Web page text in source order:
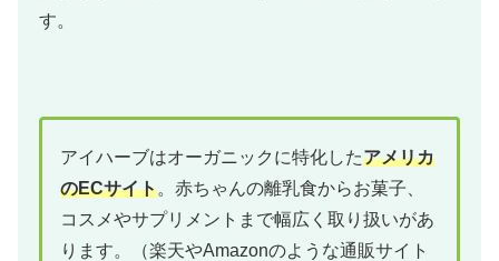
す。
アイハーブはオーガニックに特化したアメリカ
のECサイト。赤ちゃんの離乳食からお菓子、
コスメやサプリメントまで幅広く取り扱いがあ
ります。（楽天やAmazonのような通販サイト